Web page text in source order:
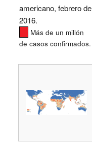
americano, febrero de
2016.
Más de un millón
de casos confirmados.